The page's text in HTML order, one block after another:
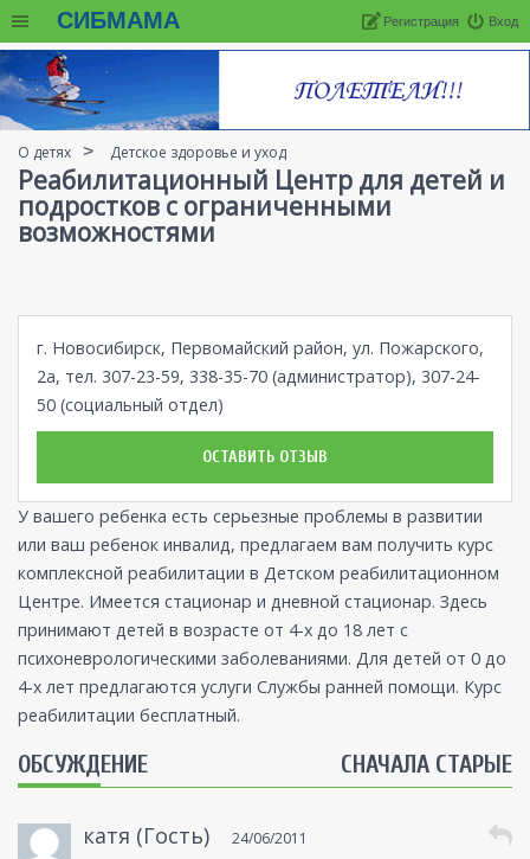
СИБМАМА Вход
Регистрация
О детях Детское здоровье и уход
Реабилитационный Центр для детей и
подростков с ограниченными
возможностями
г. Новосибирск, Первомайский район, ул. Пожарского,
2а, тел. 307-23-59, 338-35-70 (администратор), 307-24-
50 (социальный отдел)
ОСТАВИТЬ ОТЗЫВ
У вашего ребенка есть серьезные проблемы в развитии
или ваш ребенок инвалид, предлагаем вам получить курс
комплексной реабилитации в Детском реабилитационном
Центре. Имеется стационар и дневной стационар. Здесь
принимают детей в возрасте от 4-х до 18 лет с
психоневрологическими заболеваниями. Для детей от 0 до
4-х лет предлагаются услуги Службы ранней помощи. Курс
реабилитации бесплатный.
ОБСУЖДЕНИЕ СНАЧАЛА СТАРЫЕ
катя (Гость) 24/06/2011